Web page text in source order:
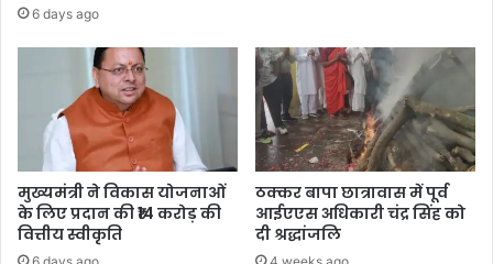
6 days ago
मुख्यमंत्री ने विकास योजनाओं
के लिए प्रदान की ₹14 करोड़ की
वित्तीय स्वीकृति
ठक्कर बापा छात्रावास में पूर्व
आईएएस अधिकारी चंद्र सिंह को
दी श्रद्धांजलि